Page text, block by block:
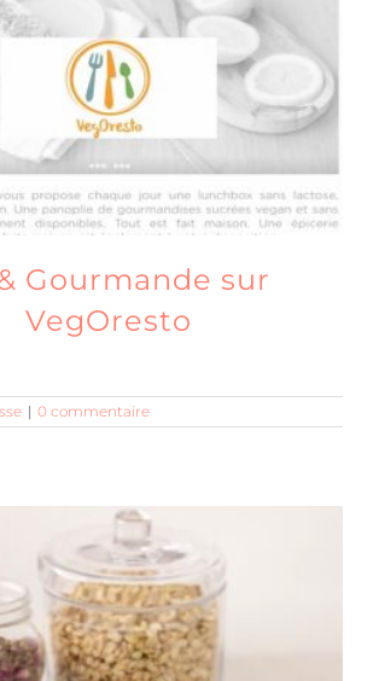
Gourmande sur
VegOresto
| 0 commentaire